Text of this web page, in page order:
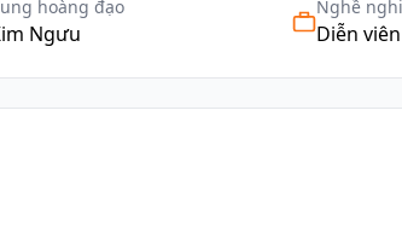
hoàng đạo
Ngưu
Nghề
Diễn viên